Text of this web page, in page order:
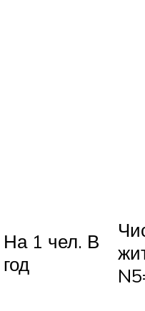
На 1 чел. В
год